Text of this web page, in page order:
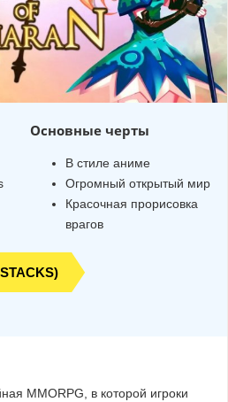
Основные черты
В стиле аниме
Огромный открытый мир
Красочная прорисовка
врагов
MMORPG, в которой игроки